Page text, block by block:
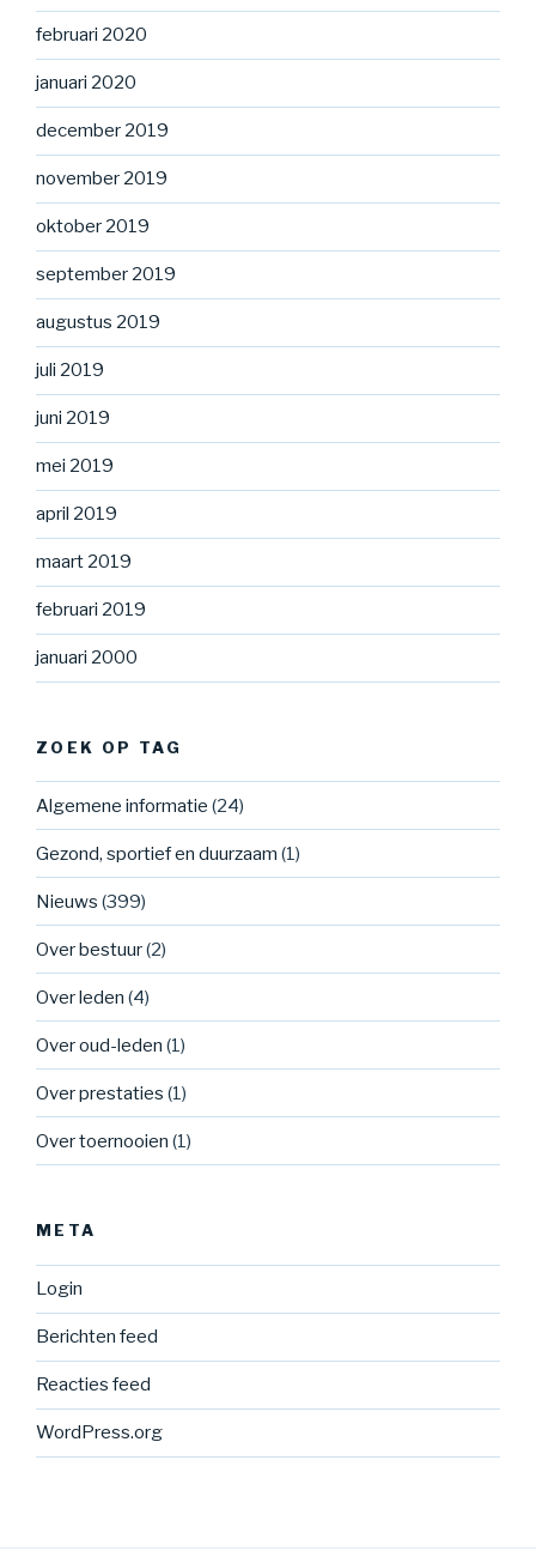
februari 2020
januari 2020
december 2019
november 2019
oktober 2019
september 2019
augustus 2019
juli 2019
juni 2019
mei 2019
april 2019
maart 2019
februari 2019
januari 2000
ZOEK OP TAG
Algemene informatie (24)
Gezond, sportief en duurzaam (1)
Nieuws (399)
Over bestuur(2)
Over leden (4)
Over oud-leden (1)
Over prestaties (1)
Over toernooien (1)
META
Login
Berichten feed
Reacties feed
WordPress.org